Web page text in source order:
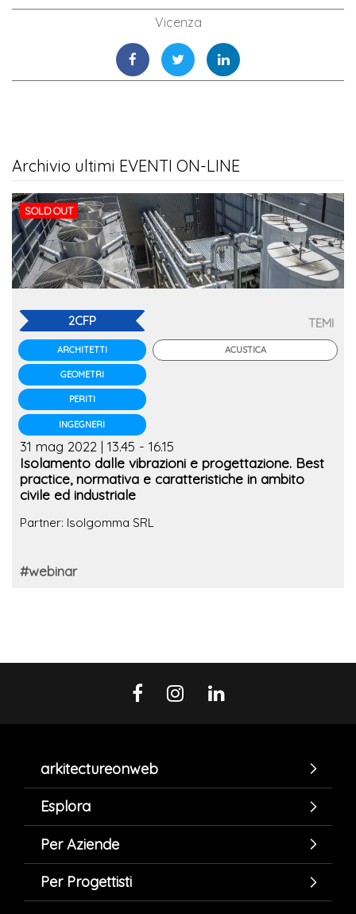
Vicenza
Archivio ultimi EVENTI ON-LINE
SOLD OUT
2CFP
ARCHITETTI
GEOMETRI
PERITI
INGEGNERI
TEMI
ACUSTICA
31 mag 2022 | 13.45 - 16.15
Isolamento dalle vibrazioni e progettazione. Best
practice, normativa e caratteristiche in ambito
civile ed industriale
Partner: Isolgomma SRL
#webinar
arkitectureonweb
Esplora
Per Aziende
Per Progettisti